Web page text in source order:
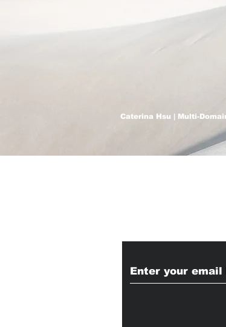
Caterina Hsu | Multi-